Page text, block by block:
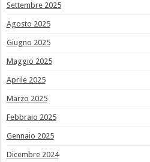
Settembre 2025
Agosto 2025
Giugno 2025
Maggio 2025
Aprile 2025
Marzo 2025
Febbraio 2025
Gennaio 2025
Dicembre 2024